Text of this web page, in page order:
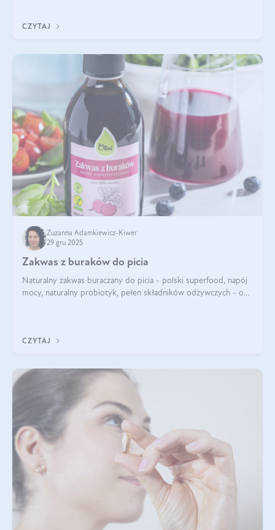
CZYTAJ
Zuzanna Adamkiewicz-Kiwer
29 gru 2025
Zakwas z buraków do picia
Naturalny zakwas buraczany do picia - polski superfood, napój
mocy, naturalny probiotyk, pełen składników odżywczych - o
CZYTAJ